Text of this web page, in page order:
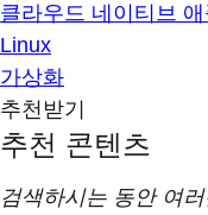
클라우드 네이티브
Linux
가상화
추천받기
추천 콘텐츠
검색하시는 동안 여